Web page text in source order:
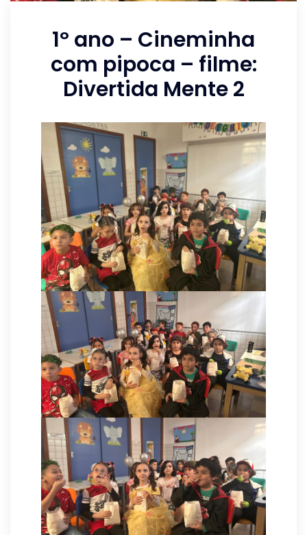
1º ano – Cineminha
com pipoca – filme:
Divertida Mente 2